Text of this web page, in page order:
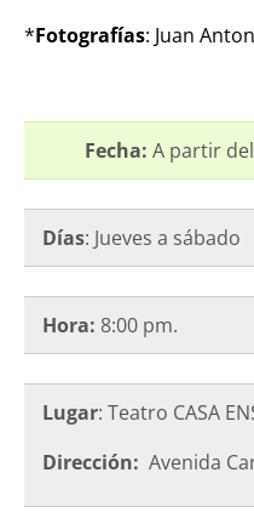
*Fotografías: Juan
Fecha: A partir
Días: Jueves a sábado
Hora: 8:00 pm.
Lugar: Teatro CASA
Dirección: Avenida